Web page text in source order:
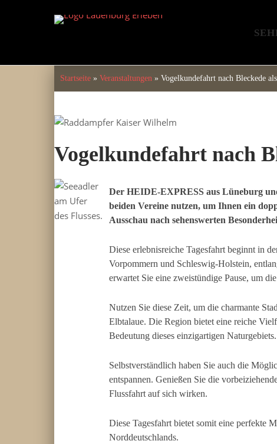
Startseite » Veranstaltungen » Vogelkundefahrt nach Bleckede
Vogelkundefahrt nach
Der HEIDE-EXPRESS aus Lüneburg
beiden Vereine nutzen, um Ihnen ein
Ausschau nach sehenswerten
Diese erlebnisreiche Tagesfahrt beginnt in
Vorpommern und Schleswig-Holstein,
erwartet Sie eine zweistündige Pause, um
Nutzen Sie diese Zeit, um die charmante
Elbtalaue. Die Region bietet eine reiche
Bedeutung dieses einzigartigen Naturgebiets.
Selbstverständlich haben Sie auch die
entspannen. Genießen Sie die
Flussfahrt auf sich wirken.
Diese Tagesfahrt bietet somit eine perfekte
Norddeutschlands.